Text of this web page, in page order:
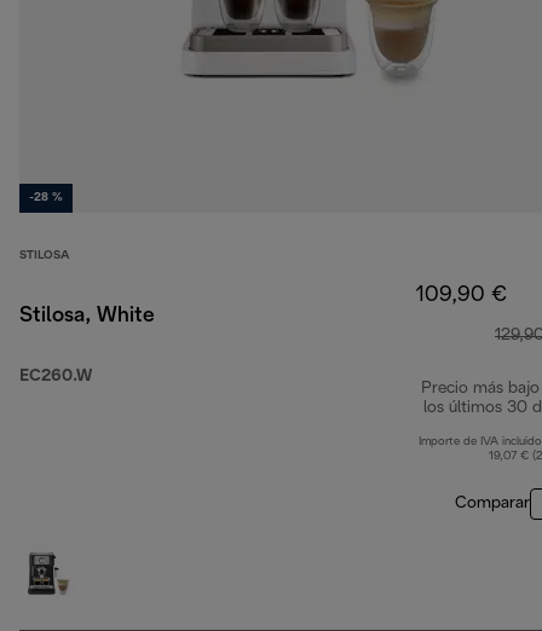
-28 %
STILOSA
Stilosa, White
EC260.W
109,90 €
Precio más bajo
los últimos 30
Importe de IVA
19,07 €
Comparar